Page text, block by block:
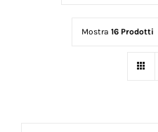
Mostra 16 Prodotti